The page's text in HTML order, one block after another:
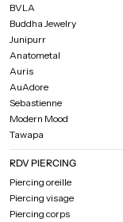
BVLA
Buddha Jewelry
Junipurr
Anatometal
Auris
AuAdore
Sebastienne
Modern Mood
Tawapa
RDV PIERCING
Piercing oreille
Piercing visage
Piercing corps